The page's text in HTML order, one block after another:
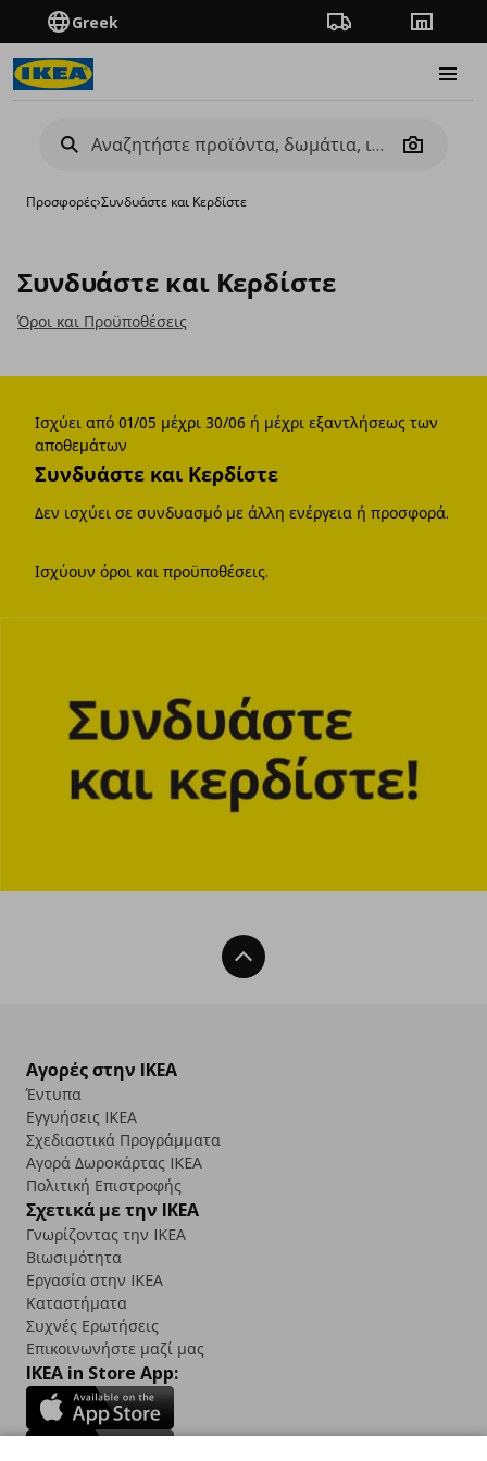
Greek Πορεία παραγγελίας
Camera
Προσφορές›Συνδυάστε και Κερδίστε
Συνδυάστε και Κερδίστε
Όροι και Προϋποθέσεις
Ισχύει από 01/05 μέχρι 30/06 ή μέχρι εξαντλήσεως των
αποθεμάτων
Συνδυάστε και Κερδίστε
Δεν ισχύει σε συνδυασμό με άλλη ενέργεια ή προσφορά.
Ισχύουν όροι και προϋποθέσεις.
Back To Top
Αγορές στην IKEA
Έντυπα
Εγγυήσεις IKEA
Σχεδιαστικά Προγράμματα
Αγορά Δωρoκάρτας IKEA
Πολιτική Επιστροφής
Σχετικά με την IKEA
Γνωρίζοντας την IKEA
Βιωσιμότητα
Εργασία στην IKEA
Καταστήματα
Συχνές Ερωτήσεις
Επικοινωνήστε μαζί μας
IKEA in Store App: